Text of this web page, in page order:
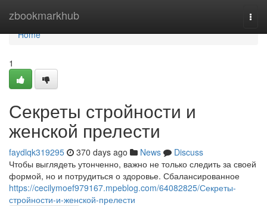
zbookmarkhub
Home
Home
1
Секреты стройности и
женской прелести
faydlqk319295 370 days ago News
Discuss
Чтобы выглядеть утонченно, важно не только следить за своей
формой, но и потрудиться о здоровье. Сбалансированное
https://cecilymoef979167.mpeblog.com/64082825/Секреты-
стройности-и-женской-прелести